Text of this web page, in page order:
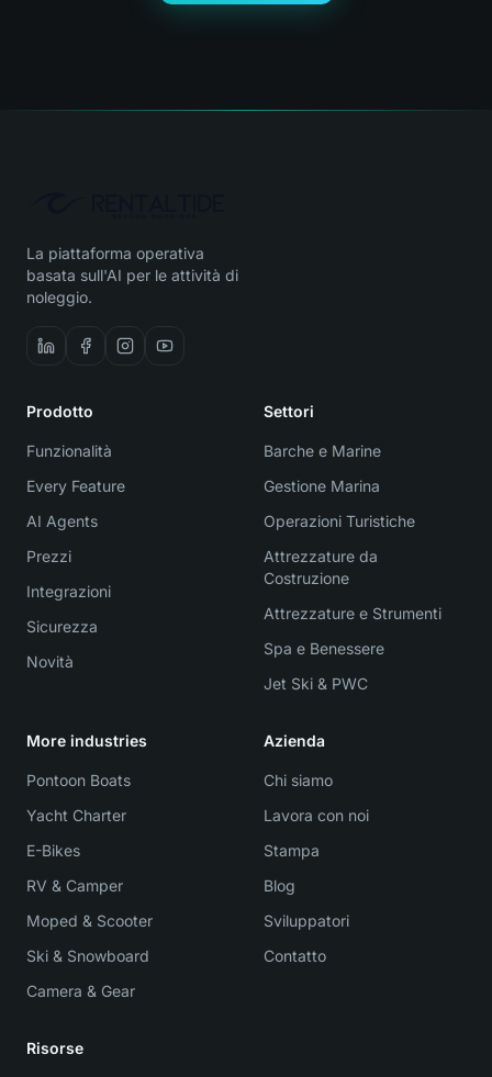
La piattaforma operativa
basata sull'AI per le attività di
noleggio.
Prodotto
Funzionalità
Every Feature
AI Agents
Prezzi
Integrazioni
Sicurezza
Novità
Settori
Barche e Marine
Gestione Marina
Operazioni Turistiche
Attrezzature da
Costruzione
Attrezzature e Strumenti
Spa e Benessere
Jet Ski & PWC
More industries
Pontoon Boats
Yacht Charter
E-Bikes
RV & Camper
Moped & Scooter
Ski & Snowboard
Camera & Gear
Azienda
Chi siamo
Lavora con noi
Stampa
Blog
Sviluppatori
Contatto
Risorse